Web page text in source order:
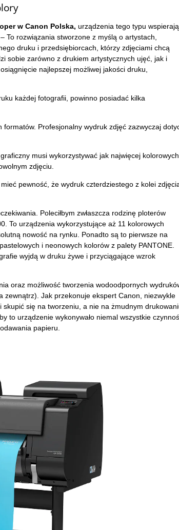
w Canon Polska, urządzenia tego typu wspierają
To rozwiązania stworzone z myślą o artystach,
druku i przedsiębiorcach, którzy zdjęciami chcą
sobie zarówno z drukiem artystycznych ujęć, jak i
najlepszej możliwej jakości druku,
każdej fotografii, powinno posiadać kilka
Profesjonalny wydruk zdjęć zazwyczaj
musi wykorzystywać jak najwięcej kolorowych
zdjęciu.
pewność, że wydruk czterdziestego z kolei
Poleciłbym zwłaszcza rodzinę ploterów
To urządzenia wykorzystujące aż 11 kolorowych
nowość na rynku. Ponadto są to pierwsze na
i neonowych kolorów z palety PANTONE.
wyjdą w druku żywe i przyciągające wzrok
oraz możliwość tworzenia wodoodpornych
Jak przekonuje ekspert Canon, niezwykle
się na tworzeniu, a nie na żmudnym
to urządzenie wykonywało niemal wszystkie
papieru.